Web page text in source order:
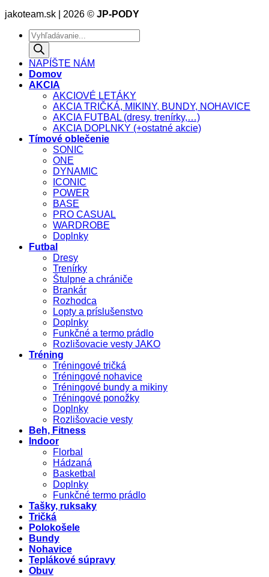
jakoteam.sk | 2026 © JP-PODY
Products
search
NAPÍŠTE NÁM
Domov
AKCIA
AKCIOVÉ LETÁKY
AKCIA TRIČKÁ, MIKINY, BUNDY, NOHAVICE
AKCIA FUTBAL (dresy, trenírky,…)
AKCIA DOPLNKY (+ostatné akcie)
Tímové oblečenie
SONIC
ONE
DYNAMIC
ICONIC
POWER
BASE
PRO CASUAL
WARDROBE
Doplnky
Futbal
Dresy
Trenírky
Štulpne a chrániče
Brankár
Rozhodca
Lopty a príslušenstvo
Doplnky
Funkčné a termo prádlo
Rozlišovacie vesty JAKO
Tréning
Tréningové tričká
Tréningové nohavice
Tréningové bundy a mikiny
Tréningové ponožky
Doplnky
Rozlišovacie vesty
Beh, Fitness
Indoor
Florbal
Hádzaná
Basketbal
Doplnky
Funkčné termo prádlo
Tašky, ruksaky
Tričká
Polokošele
Bundy
Nohavice
Teplákové súpravy
Obuv